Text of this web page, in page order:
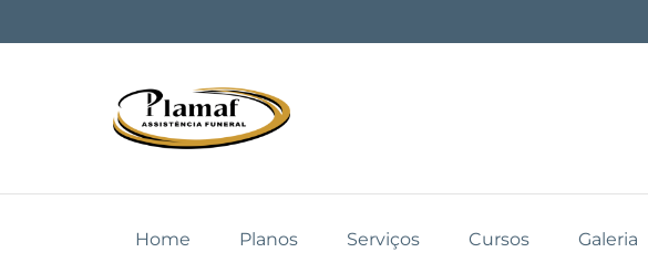
Home Planos Serviços Cursos Galeria